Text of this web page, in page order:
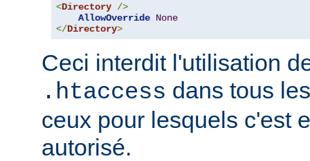
<Directory />
AllowOverride None
</Directory>
Ceci interdit l'utilisation
.htaccess dans tous
ceux pour lesquels c'est
autorisé.